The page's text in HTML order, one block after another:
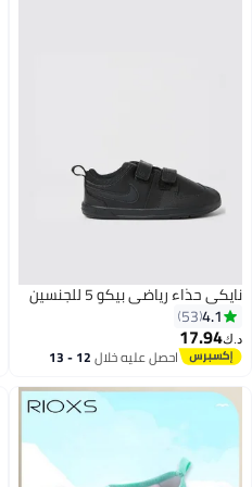
نايكي حذاء رياضي بيكو 5 للجنسين
4.1
53
د.ك‏17.94
احصل عليه خلال 12 - 13